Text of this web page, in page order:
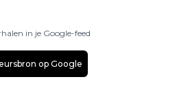
in je Google-feed
op Google